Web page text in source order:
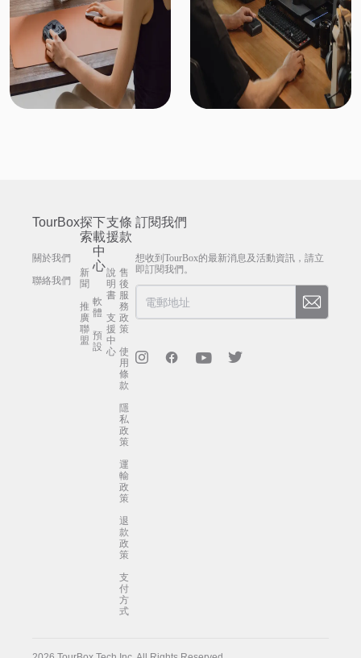
TourBox
關於我們
聯絡我們
探
索
新
聞
推
廣
聯
盟
下
載
中
心
軟
體
預
設
支
援
說
明
書
支
援
中
心
條
款
售
後
服
務
政
策
使
用
條
款
隱
私
政
策
運
輸
政
策
退
款
政
策
支
付
方
式
訂閱我們
想收到TourBox的最新消息及活動資訊，請立
即訂閱我們。